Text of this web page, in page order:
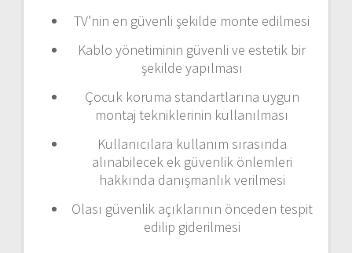
TV’nin en güvenli şekilde monte edilmesi
Kablo yönetiminin güvenli ve estetik bir
şekilde yapılması
Çocuk koruma standartlarına uygun
montaj tekniklerinin kullanılması
Kullanıcılara kullanım sırasında
alınabilecek ek güvenlik önlemleri
hakkında danışmanlık verilmesi
Olası güvenlik açıklarının önceden tespit
edilip giderilmesi